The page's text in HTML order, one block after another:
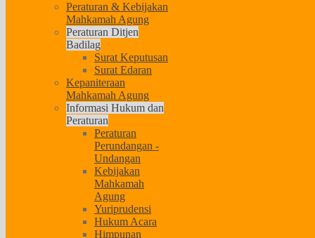
Peraturan & Kebijakan
Mahkamah Agung
Peraturan Ditjen
Badilag
Surat Keputusan
Surat Edaran
Kepaniteraan
Mahkamah Agung
Informasi Hukum dan
Peraturan
Peraturan
Perundangan -
Undangan
Kebijakan
Mahkamah
Agung
Yuriprudensi
Hukum Acara
Himpunan